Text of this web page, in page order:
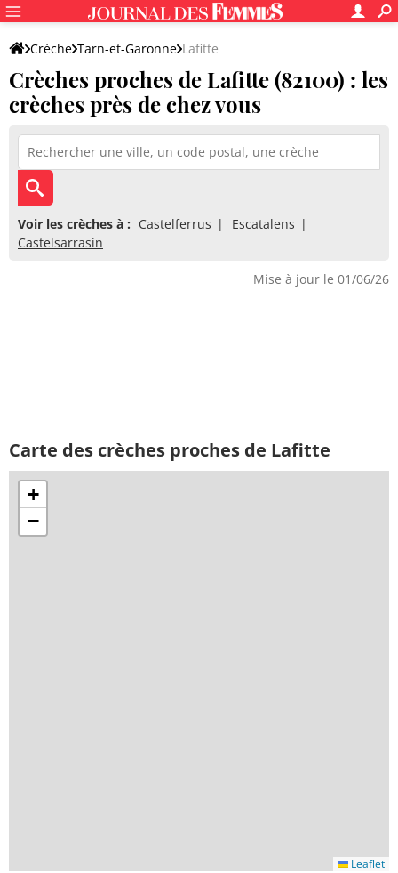
Crèche Tarn-et-Garonne Lafitte
Crèches proches de Lafitte (82100) : les
crèches près de chez vous
Voir les crèches à : Castelferrus
Escatalens
Castelsarrasin
Mise à jour le 01/06/26
Carte des crèches proches de Lafitte
+
−
Leaflet